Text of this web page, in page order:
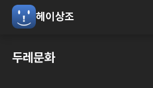
헤이상조
두레문화